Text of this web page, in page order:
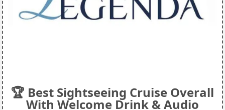
🏆 Best Sightseeing Cruise Overall
With Welcome Drink & Audio